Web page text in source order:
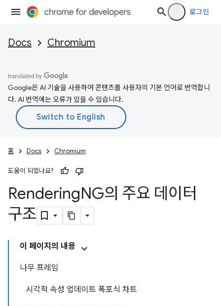
로그인
Docs Chromium
Google은 AI 기술을 사용하여 콘텐츠를 사용자의 기본 언어로 번역합니
다. AI 번역에는 오류가 있을 수 있습니다.
홈 Docs Chromium
도움이 되었나요?
RenderingNG의 주요 데이터
구조
이 페이지의 내용
나무 프레임
시각적 속성 업데이트 폭포식 차트